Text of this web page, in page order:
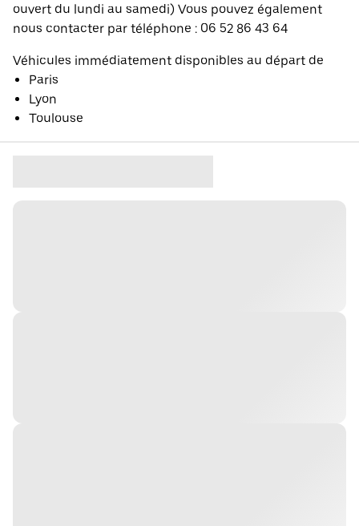
ouvert du lundi au samedi) Vous pouvez également
nous contacter par téléphone : 06 52 86 43 64
Véhicules immédiatement disponibles au départ de
Paris
Lyon
Toulouse